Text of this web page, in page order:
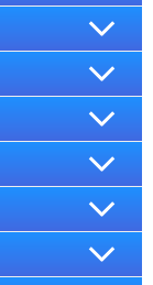
×閉じる
内
ス。
×閉じる
分◎午前10時5
2時25分◎午後
に1組5人ま
（水）、20日
でフラッグア
かい